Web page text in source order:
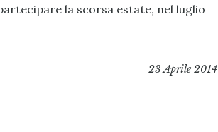
la scorsa estate, nel luglio
23 Aprile 2014